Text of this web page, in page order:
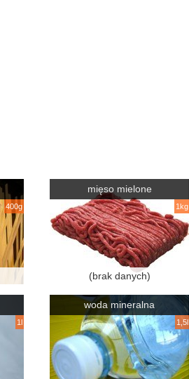
400g
mięso mielone
1kg
(brak danych)
1l
woda mineralna
1,5l